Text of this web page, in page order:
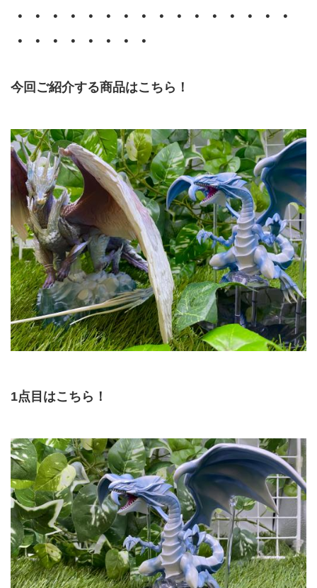
・・・・・・・・・・・・・・・・
・・・・・・・・
今回ご紹介する商品はこちら！
1点目はこちら！